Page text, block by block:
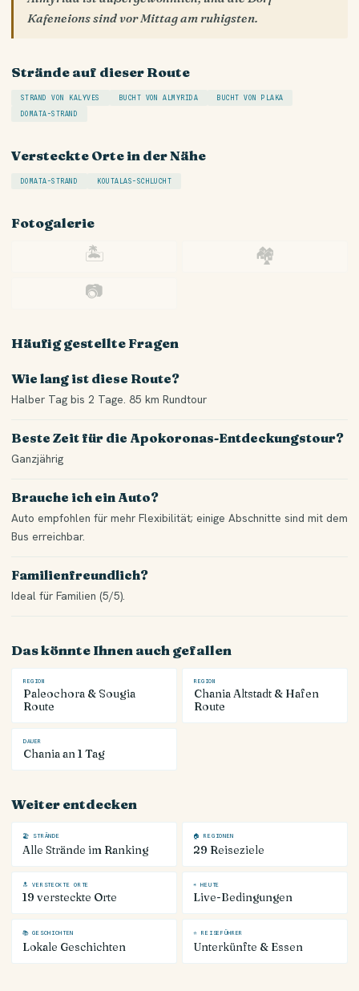
Kafeneions sind vor Mittag am ruhigsten.
Strände auf dieser Route
STRAND VON KALYVES BUCHT VON ALMYRIDA
BUCHT VON PLAKA
DOMATA-STRAND
Versteckte Orte in der Nähe
DOMATA-STRAND KOUTALAS-SCHLUCHT
Fotogalerie
🏝
🏘
📷
Häufig gestellte Fragen
Wie lang ist diese Route?
Halber Tag bis 2 Tage. 85 km Rundtour
Beste Zeit für die Apokoronas-Entdeckungstour?
Ganzjährig
Brauche ich ein Auto?
Auto empfohlen für mehr Flexibilität; einige Abschnitte sind mit dem
Bus erreichbar.
Familienfreundlich?
Ideal für Familien (5/5).
Das könnte Ihnen auch gefallen
REGION
Paleochora & Sougia
Route
REGION
Chania Altstadt & Hafen
Route
DAUER
Chania an 1 Tag
Weiter entdecken
🏖 STRÄNDE
Alle Strände im Ranking
🏠 REGIONEN
29 Reiseziele
🔝 VERSTECKTE ORTE
19 versteckte Orte
☀ HEUTE
Live-Bedingungen
📚 GESCHICHTEN
Lokale Geschichten
⭐ REISEFÜHRER
Unterkünfte & Essen